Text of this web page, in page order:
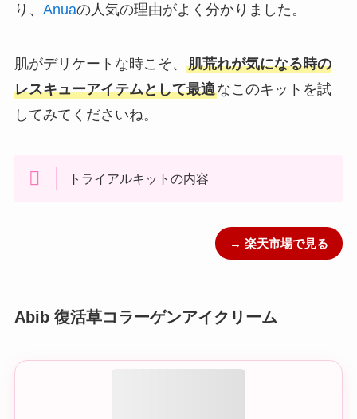
り、 Anuaの人気の理由がよく分かりました。
肌がデリケートな時こそ、 肌荒れが気になる時の
レスキューアイテムとして最適なこのキットを試
してみてくださいね。
トライアルキットの内容
→ 楽天市場で見る
Abib 復活草コラーゲンアイクリーム